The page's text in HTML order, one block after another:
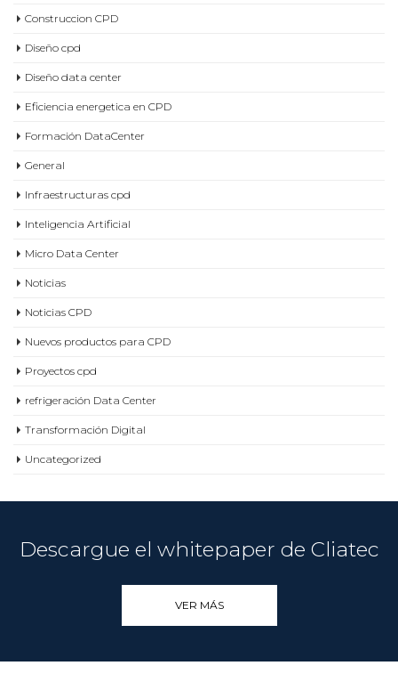
Construccion CPD
Diseño cpd
Diseño data center
Eficiencia energetica en CPD
Formación DataCenter
General
Infraestructuras cpd
Inteligencia Artificial
Micro Data Center
Noticias
Noticias CPD
Nuevos productos para CPD
Proyectos cpd
refrigeración Data Center
Transformación Digital
Uncategorized
Descargue el whitepaper de Cliatec
VER MÁS